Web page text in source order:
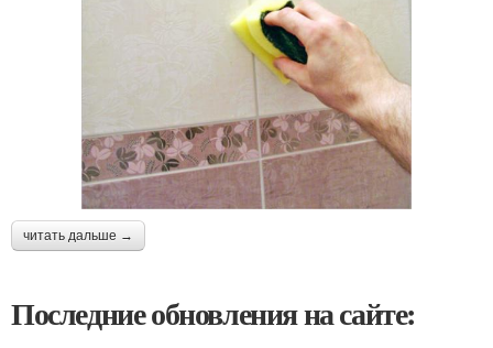
читать дальше →
Последние обновления на сайте: